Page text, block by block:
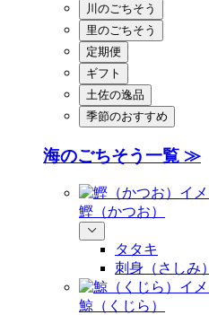
川のごちそう
里のごちそう
定期便
ギフト
土佐の逸品
季節のおすすめ
海のごちそう一覧 ≫
鰹（かつお）
タタキ
刺身（さしみ）
鯨（くじら）